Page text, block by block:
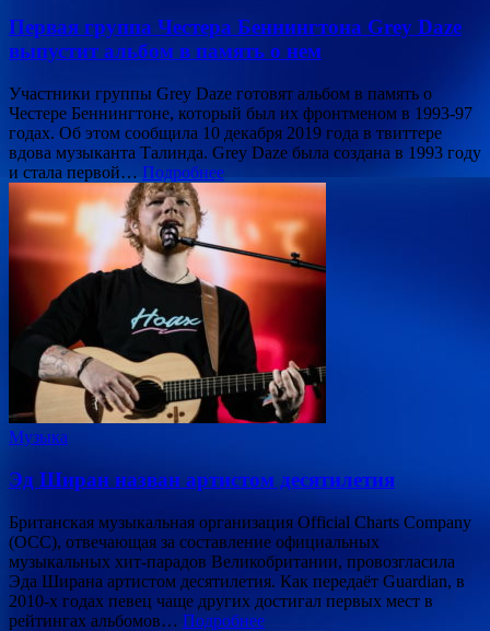
Первая группа Честера Беннингтона Grey Daze
выпустит альбом в память о нем
Участники группы Grey Daze готовят альбом в память о
Честере Беннингтоне, который был их фронтменом в 1993-97
годах. Об этом сообщила 10 декабря 2019 года в твиттере
вдова музыканта Талинда. Grey Daze была создана в 1993 году
и стала первой… Подробнее
Музыка
Эд Ширан назван артистом десятилетия
Британская музыкальная организация Official Charts Company
(OCC), отвечающая за составление официальных
музыкальных хит-парадов Великобритании, провозгласила
Эда Ширана артистом десятилетия. Как передаёт Guardian, в
2010-х годах певец чаще других достигал первых мест в
рейтингах альбомов… Подробнее